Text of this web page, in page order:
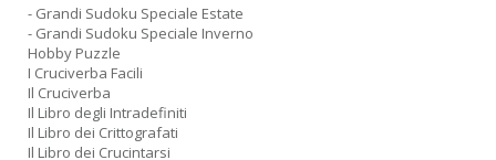
- Grandi Sudoku Speciale Estate
- Grandi Sudoku Speciale Inverno
Hobby Puzzle
I Cruciverba Facili
Il Cruciverba
Il Libro degli Intradefiniti
Il Libro dei Crittografati
Il Libro dei Crucintarsi